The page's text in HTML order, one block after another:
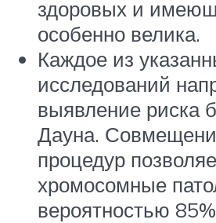
здоровых и
особенно велика.
Каждое из
исследований
выявление риска
Дауна.
процедур
хромосомные
вероятностью